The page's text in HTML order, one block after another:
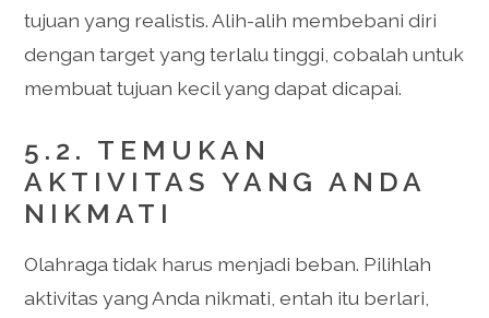
tujuan yang realistis. Alih-alih membebani diri
dengan target yang terlalu tinggi, cobalah untuk
membuat tujuan kecil yang dapat dicapai.
5.2. TEMUKAN
AKTIVITAS YANG ANDA
NIKMATI
Olahraga tidak harus menjadi beban. Pilihlah
aktivitas yang Anda nikmati, entah itu berlari,